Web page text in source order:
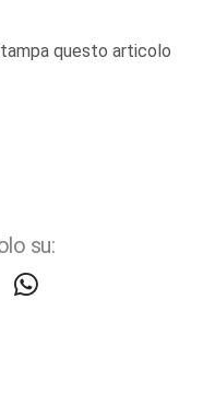
questo articolo
su: